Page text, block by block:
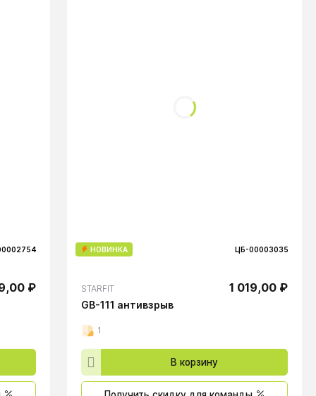
₽
НОВИНКА ЦБ-00003035
STARFIT 1 019,00 ₽
GB-111 антивзрыв
1
В корзину